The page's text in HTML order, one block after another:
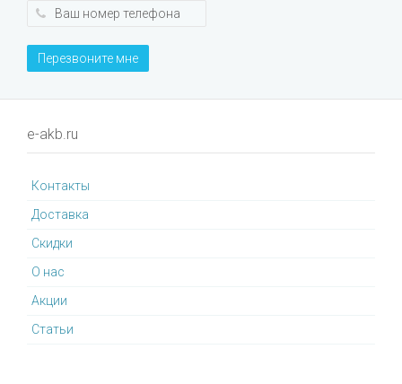
Перезвоните мне
e-akb.ru
Контакты
Доставка
Cкидки
О нас
Акции
Статьи